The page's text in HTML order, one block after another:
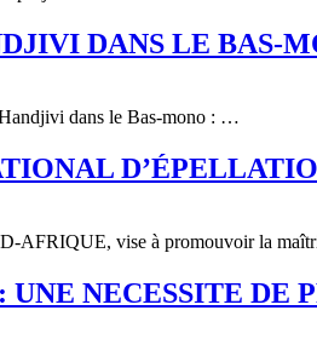
DANS LE BAS-
dans le Bas-mono : …
AFRIQUE, vise à promouvoir la
NECESSITE DE